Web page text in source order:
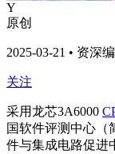
Y
原创
2025-03-21 • 资深
关注
采用龙芯3A6000
国软件评测中心（
件与集成电路促进